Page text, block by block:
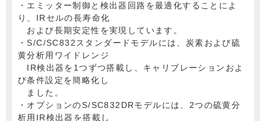
・エミッター制御と検出器回路を最適化することによ
り、IRセルの長寿命化
および長期安定性を実現しています。
・S/C/SC832スタンダードモデルには、炭素および硫
黄分析用ワイドレンジ
IR検出器を1つずつ搭載し、キャリブレーションおよ
び条件設定を簡略化し
ました。
・オプションのS/SC832DRモデルには、2つの硫黄分
析用IR検出器を搭載し